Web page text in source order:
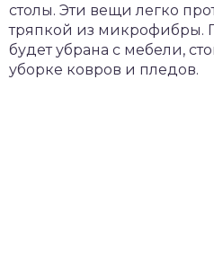
столы. Эти вещи легко
тряпкой из микрофибры.
будет убрана с мебели,
уборке ковров и пледов.